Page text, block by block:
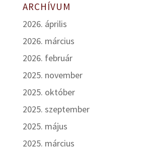
ARCHÍVUM
2026. április
2026. március
2026. február
2025. november
2025. október
2025. szeptember
2025. május
2025. március